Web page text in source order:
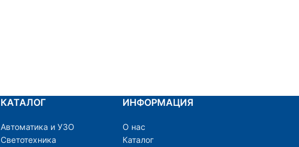
КАТАЛОГ
Автоматика и УЗО
Светотехника
ИНФОРМАЦИЯ
О нас
Каталог